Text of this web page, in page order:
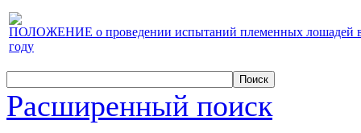
ПОЛОЖЕНИЕ о проведении испытаний племенных лошадей
году
Расширенный поиск